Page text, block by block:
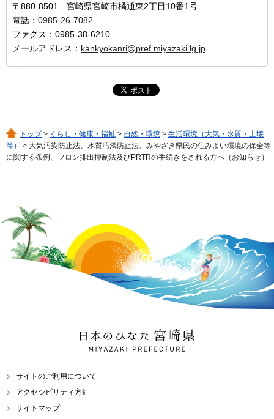
〒880-8501 宮崎県宮崎市橘通東2丁目10番1号
電話： 0985-26-7082
ファクス：0985-38-6210
メールアドレス： kankyokanri@pref.miyazaki.lg.jp
トップ> くらし・健康・福祉 > 自然・環境 > 生活環境（大気・水質・土壌
等）
> 大気汚染防止法、水質汚濁防止法、みやざき県民の住みよい環境の保全等
に関する条例、フロン排出抑制法及びPRTRの手続きをされる方へ（お知らせ）
日本のひなた 宮崎県
MIYAZAKI PREFECTURE
サイトのご利用について
アクセシビリティ方針
サイトマップ